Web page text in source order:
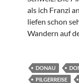
als ich Franzi
liefen schon
Wandern auf
DONAU
PILGERREISE